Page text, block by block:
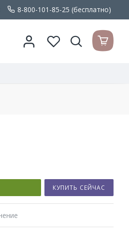
8-800-101-85-25 (бесплатно)
КУПИТЬ СЕЙЧАС